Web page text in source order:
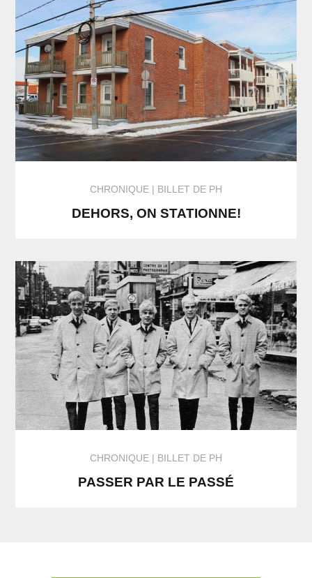
CHRONIQUE BILLET DE PH
DEHORS, ON STATIONNE!
CHRONIQUE BILLET DE PH
PASSER PAR LE PASSÉ